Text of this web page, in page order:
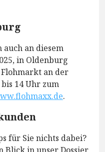
an diesem
in Oldenburg
an der
14 Uhr zum
.
für Sie nichts dabei?